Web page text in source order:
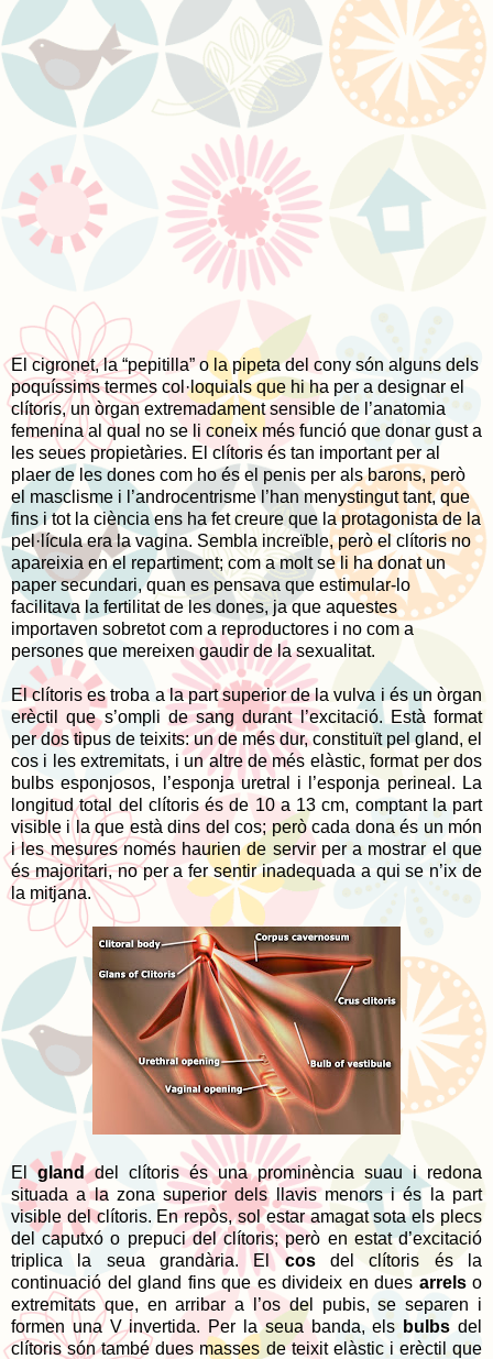
El cigronet, la “pepitilla” o la pipeta del cony són alguns dels
poquíssims termes col·loquials que hi ha per a designar el
clítoris, un òrgan extremadament sensible de l’anatomia
femenina al qual no se li coneix més funció que donar gust a
les seues propietàries. El clítoris és tan important per al
plaer de les dones com ho és el penis per als barons, però
el masclisme i l’androcentrisme l’han menystingut tant, que
fins i tot la ciència ens ha fet creure que la protagonista de la
pel·lícula era la vagina. Sembla increïble, però el clítoris no
apareixia en el repartiment; com a molt se li ha donat un
paper secundari, quan es pensava que estimular-lo
facilitava la fertilitat de les dones, ja que aquestes
importaven sobretot com a reproductores i no com a
persones que mereixen gaudir de la sexualitat.
El clítoris es troba a la part superior de la vulva i és un òrgan
erèctil que s’ompli de sang durant l’excitació. Està format
per dos tipus de teixits: un de més dur, constituït pel gland, el
cos i les extremitats, i un altre de més elàstic, format per dos
bulbs esponjosos, l’esponja uretral i l’esponja perineal. La
longitud total del clítoris és de 10 a 13 cm, comptant la part
visible i la que està dins del cos; però cada dona és un món
i les mesures només haurien de servir per a mostrar el que
és majoritari, no per a fer sentir inadequada a qui se n’ix de
la mitjana.
Elglanddel clítoris és una prominència suau i redona
situada a la zona superior dels llavis menors i és la part
visible del clítoris. En repòs, sol estar amagat sota els plecs
del caputxó o prepuci del clítoris; però en estat d’excitació
triplica la seua grandària. Elcosdel clítoris és la
continuació del gland fins que es divideix en dues arrelso
extremitats que, en arribar a l’os del pubis, se separen i
formen una V invertida. Per la seua banda, els bulbs del
clítoris són també dues masses de teixit elàstic i erèctil que